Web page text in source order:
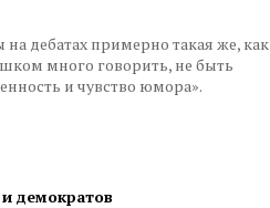
дебатах примерно такая же, как
много говорить, не быть
и чувство юмора».
демократов